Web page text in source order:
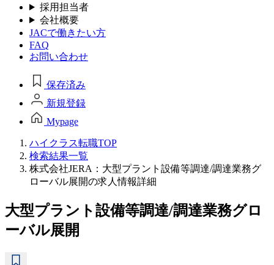
採用担当者
会社概要
JACで働きたい方
FAQ
お問い合わせ
保存済み
新規登録
Mypage
ハイクラス転職TOP
検索結果一覧
株式会社JERA：大型プラント設備等調達/調達業務グ
ローバル展開の求人情報詳細
大型プラント設備等調達/調達業務グロ
ーバル展開